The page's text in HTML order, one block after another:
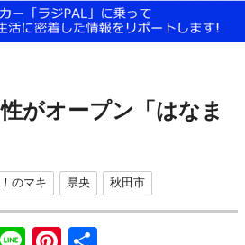
がオープン「はなま
のマキ 県央 秋田市